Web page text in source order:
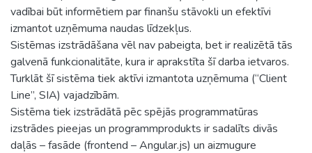
vadībai būt informētiem par finanšu stāvokli un efektīvi
izmantot uzņēmuma naudas līdzekļus.
Sistēmas izstrādāšana vēl nav pabeigta, bet ir realizētā tās
galvenā funkcionalitāte, kura ir aprakstīta šī darba ietvaros.
Turklāt šī sistēma tiek aktīvi izmantota uzņēmuma (“Client
Line”, SIA) vajadzībām.
Sistēma tiek izstrādātā pēc spējās programmatūras
izstrādes pieejas un programmprodukts ir sadalīts divās
daļās – fasāde (frontend – Angular.js) un aizmugure